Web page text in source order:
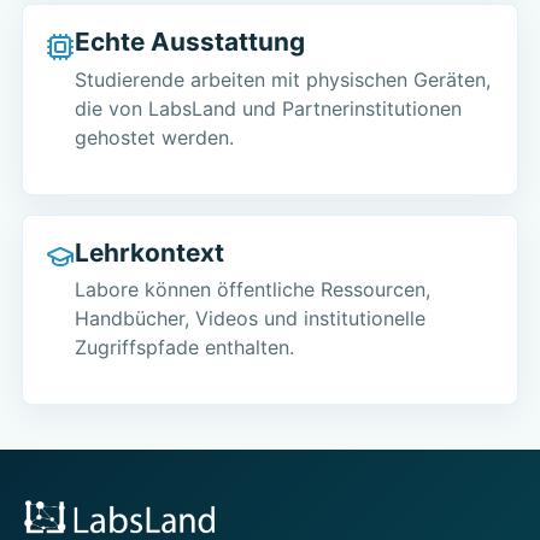
Echte Ausstattung
Studierende arbeiten mit physischen Geräten,
die von LabsLand und Partnerinstitutionen
gehostet werden.
Lehrkontext
Labore können öffentliche Ressourcen,
Handbücher, Videos und institutionelle
Zugriffspfade enthalten.